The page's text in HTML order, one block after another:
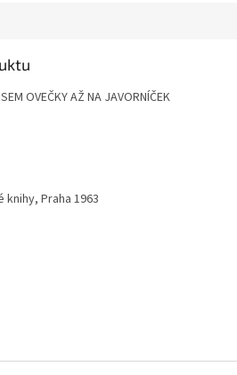
OVEČKY AŽ NA JAVORNÍČEK
Praha 1963